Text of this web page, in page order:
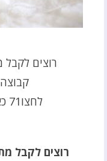
רוצים לקבל
לחצו71 כאן-
רוצים לקבל